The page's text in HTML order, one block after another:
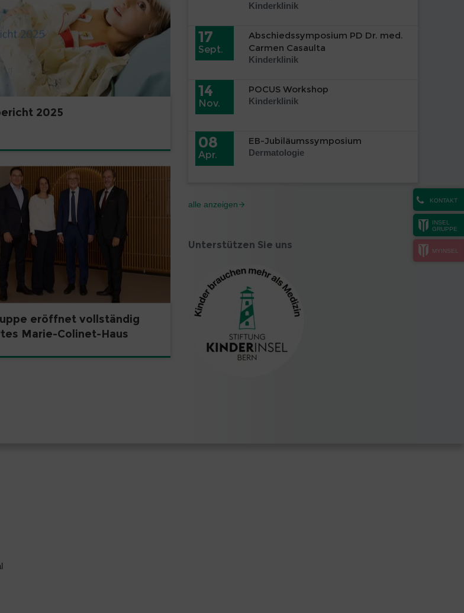
KONTAKT
INSEL
GRUPPE
MYINSEL
2025
eröffnet vollständig
Marie-Colinet-Haus
Kinderklinik
17
Sept.
Abschiedssymposium PD Dr. med.
Carmen Casaulta
Kinderklinik
14
Nov.
POCUS Workshop
Kinderklinik
08
Apr.
EB-Jubiläumssymposium
Dermatologie
alle anzeigen
Unterstützen Sie uns